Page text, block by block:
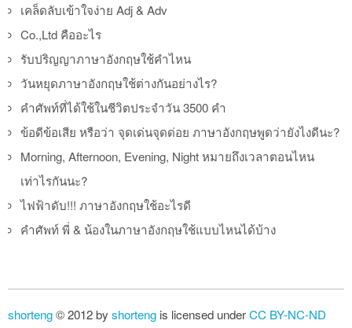
เคล็ดลับเข้าใจง่าย Adj & Adv
Co.,Ltd คืออะไร
รับปริญญาภาษาอังกฤษใช้คำไหน
วันหยุดภาษาอังกฤษใช้ต่างกันอย่างไร?
คำศัพท์ที่ได้ใช้ในชีวิตประจำวัน 3500 คำ
ข้อดีข้อเสีย หรือว่า จุดเด่นจุดด่อย ภาษาอังกฤษพูดว่ายังไงดีนะ?
Morning, Afternoon, Evening, Night หมายถึงเวลาตอนไหน
เท่าไรกันนะ?
ไฟฟ้าดับ!!! ภาษาอังกฤษใช้อะไรดี
คำศัพท์ พี่ & น้องในภาษาอังกฤษใช้แบบไหนได้บ้าง
shorteng© 2012 by shorteng is licensed underCC BY-NC-ND